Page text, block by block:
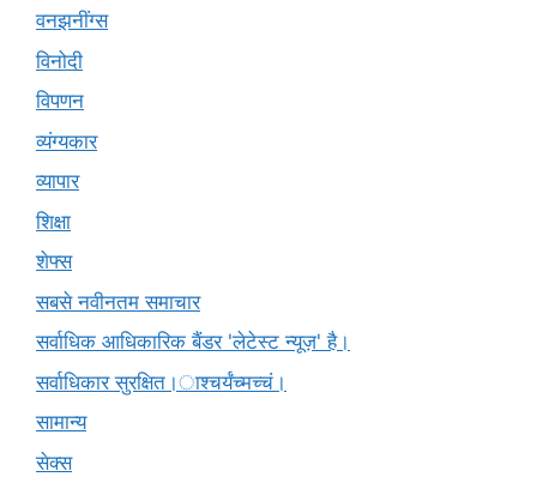
वनझनींग्स
विनोदी
विपणन
व्यंग्यकार
व्यापार
शिक्षा
शेफ्स
सबसे नवीनतम समाचार
सर्वाधिक आधिकारिक बैंडर 'लेटेस्ट न्यूज़' है।
सर्वाधिकार सुरक्षित।ाश्चर्यंच्मच्चं।
सामान्य
सेक्स